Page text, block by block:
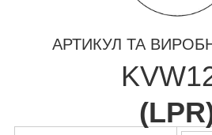
АРТИКУЛ ТА
(LPR